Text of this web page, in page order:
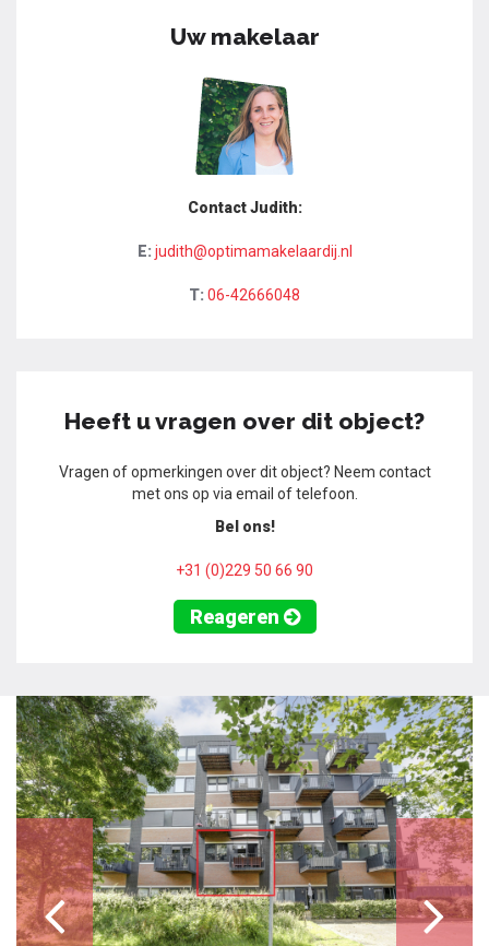
Uw makelaar
Contact Judith:
E: judith@optimamakelaardij.nl
T: 06-42666048
Heeft u vragen over dit object?
Vragen of opmerkingen over dit object? Neem contact
met ons op via email of telefoon.
Bel ons!
+31 (0)229 50 66 90
Reageren